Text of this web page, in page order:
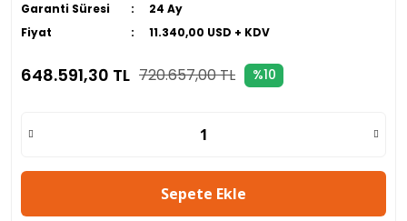
Garanti Süresi
24 Ay
Fiyat
11.340,00 USD + KDV
648.591,30 TL 720.657,00 TL %10
Sepete Ekle